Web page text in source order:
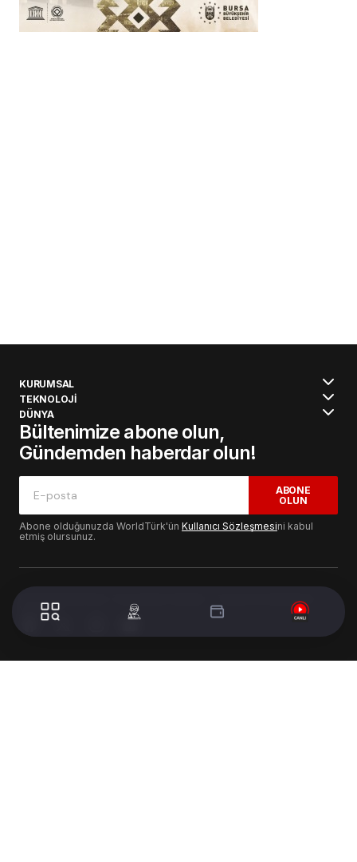
KURUMSAL
TEKNOLOJİ
DÜNYA
Bültenimize abone olun,
Gündemden haberdar olun!
ABONE
OLUN
Abone olduğunuzda WorldTürk'ün Kullanıcı Sözleşmesini kabul
etmiş olursunuz.
© 2024 WorldTurk. Tüm Hakları Saklıdır. - Tasarım & Geliştirme :
Volion's